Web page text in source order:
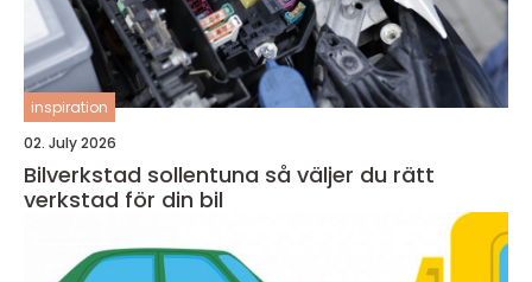
inspiration
02. July 2026
Bilverkstad sollentuna så väljer du rätt
verkstad för din bil